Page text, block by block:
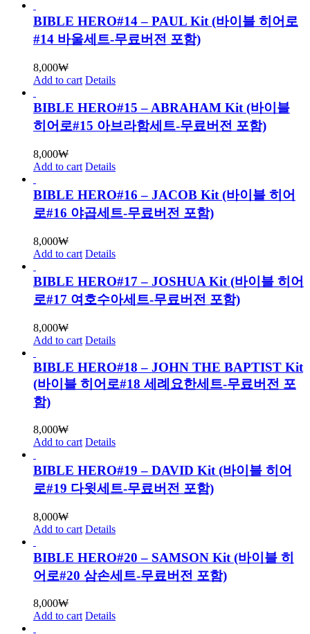
BIBLE HERO#14 – PAUL Kit (바이블 히어로
#14 바울세트-무료버전 포함)
8,000₩
Add to cart Details
BIBLE HERO#15 – ABRAHAM Kit (바이블
히어로#15 아브라함세트-무료버전 포함)
8,000₩
Add to cart Details
BIBLE HERO#16 – JACOB Kit (바이블 히어
로#16 야곱세트-무료버전 포함)
8,000₩
Add to cart Details
BIBLE HERO#17 – JOSHUA Kit (바이블 히어
로#17 여호수아세트-무료버전 포함)
8,000₩
Add to cart Details
BIBLE HERO#18 – JOHN THE BAPTIST Kit
(바이블 히어로#18 세례요한세트-무료버전 포
함)
8,000₩
Add to cart Details
BIBLE HERO#19 – DAVID Kit (바이블 히어
로#19 다윗세트-무료버전 포함)
8,000₩
Add to cart Details
BIBLE HERO#20 – SAMSON Kit (바이블 히
어로#20 삼손세트-무료버전 포함)
8,000₩
Add to cart Details